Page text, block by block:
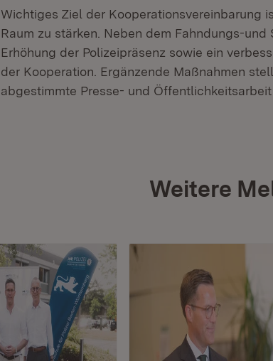
Wichtiges Ziel der Kooperationsvereinbarung
Raum zu stärken. Neben dem Fahndungs-
Erhöhung der Polizeipräsenz sowie ein
der Kooperation. Ergänzende Maßnahmen
abgestimmte Presse- und Öffentlichkeitsarbeit
Weitere